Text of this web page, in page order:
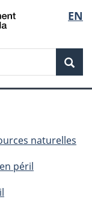
de
la
EN
naturelles
péril